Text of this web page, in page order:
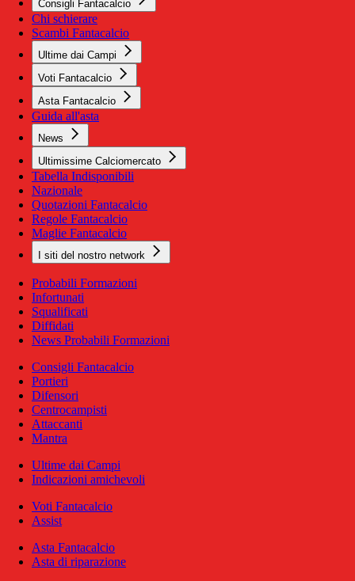
Consigli Fantacalcio
Chi schierare
Scambi Fantacalcio
Ultime dai Campi
Voti Fantacalcio
Asta Fantacalcio
Guida all'asta
News
Ultimissime Calciomercato
Tabella Indisponibili
Nazionale
Quotazioni Fantacalcio
Regole Fantacalcio
Maglie Fantacalcio
I siti del nostro network
Probabili Formazioni
Infortunati
Squalificati
Diffidati
News Probabili Formazioni
Consigli Fantacalcio
Portieri
Difensori
Centrocampisti
Attaccanti
Mantra
Ultime dai Campi
Indicazioni amichevoli
Voti Fantacalcio
Assist
Asta Fantacalcio
Asta di riparazione